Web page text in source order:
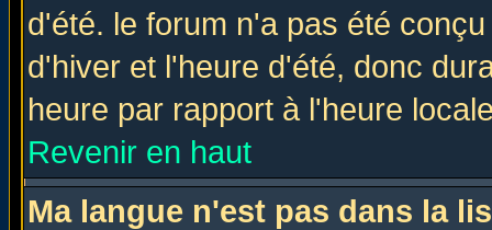
d'été. le forum n'a pas été
d'hiver et l'heure d'été, donc
heure par rapport à l'heure
Revenir en haut
Ma langue n'est pas dans la